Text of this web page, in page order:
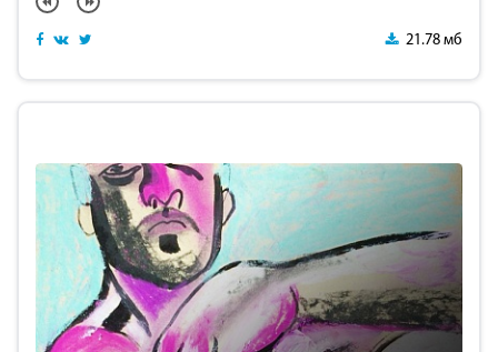
21.78 мб